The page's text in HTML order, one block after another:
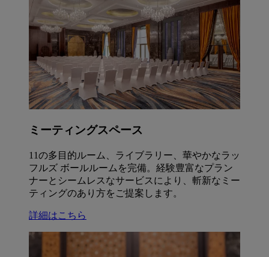
ミーティングスペース
11の多目的ルーム、ライブラリー、華やかなラッ
フルズ ボールルームを完備。経験豊富なプラン
ナーとシームレスなサービスにより、斬新なミー
ティングのあり方をご提案します。
詳細はこちら